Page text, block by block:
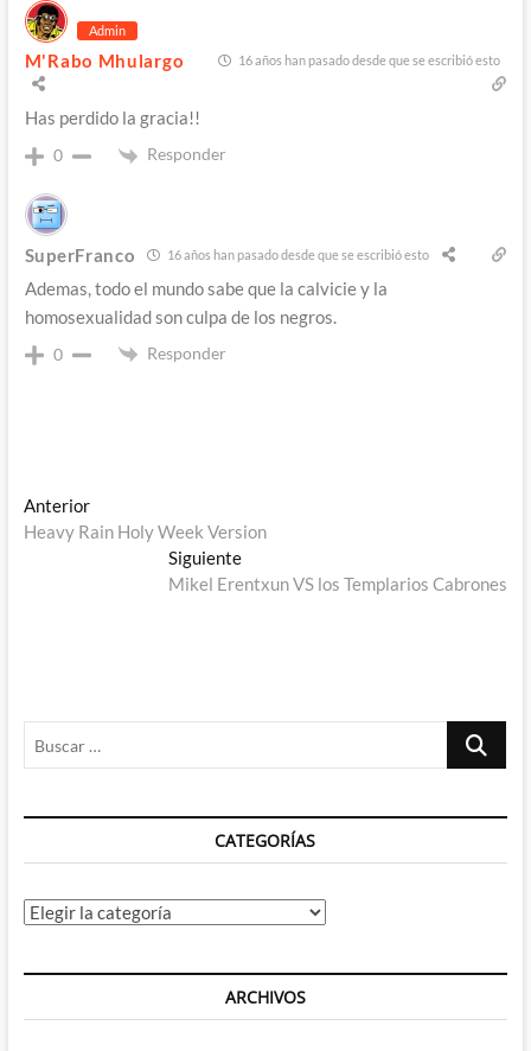
Admin
M'Rabo Mhulargo 16 años han pasado desde que se escribió esto
Has perdido la gracia!!
0 Responder
SuperFranco 16 años han pasado desde que se escribió esto
Ademas, todo el mundo sabe que la calvicie y la
homosexualidad son culpa de los negros.
0 Responder
Navegación
de
AnteriorEntrada
anterior:
Heavy Rain Holy Week Version
SiguienteEntrada
siguiente:
Mikel Erentxun VS los Templarios Cabrones
Buscar
CATEGORÍAS
Categorías
ARCHIVOS